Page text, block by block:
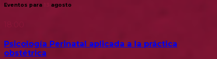
Eventos para agosto
Psicología Perinatal aplicada a la práctica
obstétrica